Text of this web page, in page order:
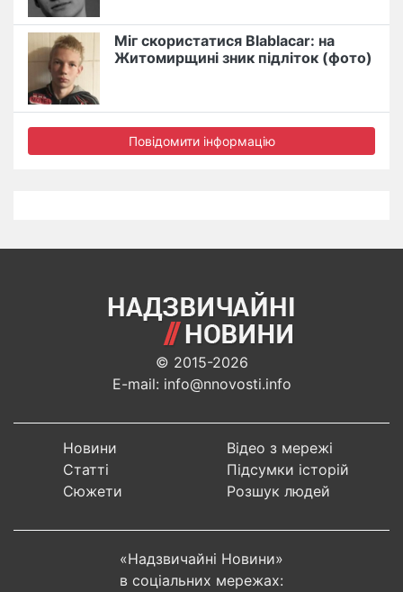
Міг скористатися Blablacar: на
Житомирщині зник підліток (фото)
Повідомити інформацію
© 2015-2026
E-mail: info@nnovosti.info
Новини
Статті
Сюжети
Відео з мережі
Підсумки історій
Розшук людей
«Надзвичайні Новини»
в соціальних мережах: